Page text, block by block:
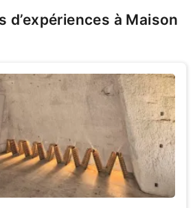
d’expériences à Maison